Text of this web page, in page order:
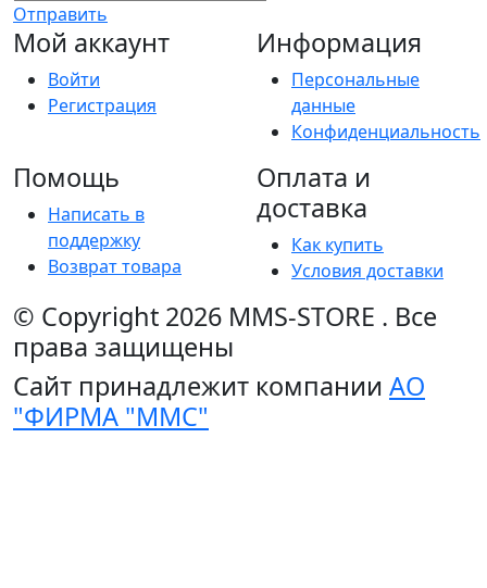
Отправить
Мой аккаунт
Войти
Регистрация
Информация
Персональные
данные
Конфиденциальность
Помощь
Написать в
поддержку
Возврат товара
Оплата и
доставка
Как купить
Условия доставки
© Copyright 2026 MMS-STORE . Все
права защищены
Сайт принадлежит компании АО
"ФИРМА "ММС"